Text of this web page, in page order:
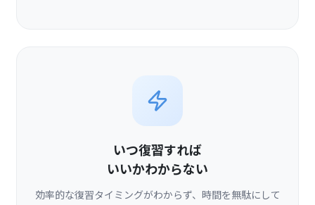
いつ復習すれば
いいかわからない
効率的な復習タイミングがわからず、時間を無駄にして